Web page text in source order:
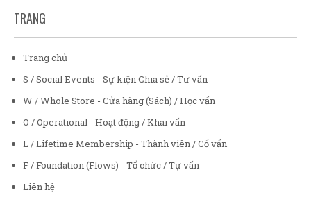
TRANG
Trang chủ
S / Social Events - Sự kiện Chia sẻ / Tư vấn
W / Whole Store - Cửa hàng (Sách) / Học vấn
O / Operational - Hoạt động / Khai vấn
L / Lifetime Membership - Thành viên / Cố vấn
F / Foundation (Flows) - Tổ chức / Tự vấn
Liên hệ